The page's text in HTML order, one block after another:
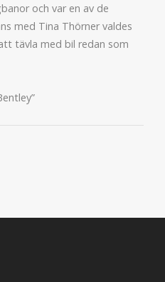
och var en av de
med Tina Thörner valdes
tävla med bil redan som